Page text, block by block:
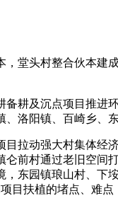
头村整合伙本建
及沉点项目推进
洛阳镇、百崎乡、东
动强大村集体经
前村通过老旧空间
东园镇琅山村、
目扶植的堵点、难